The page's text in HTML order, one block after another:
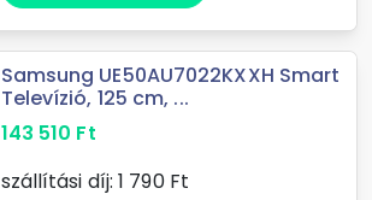
Samsung UE50AU7022KXXH Smart
Televízió, 125 cm, ...
143 510 Ft
szállítási díj: 1 790Ft